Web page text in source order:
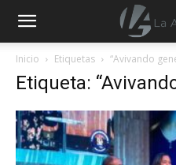
Agenda
RD
Inicio Etiquetas “Avivando
Etiqueta: